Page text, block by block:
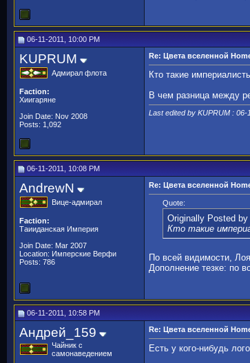
06-11-2011, 10:00 PM
KUPRUM
Адмирал флота
Faction:
Хиигаряне
Join Date: Nov 2008
Posts: 1,092
Re: Цвета вселенной
Кто такие
В чем разница между
Last edited by KUPRUM : 06-
06-11-2011, 10:08 PM
AndrewN
Вице-адмирал
Faction:
Таииданская Империя
Join Date: Mar 2007
Location: Имперские Верфи
Posts: 786
Re: Цвета вселенной
Quote:
Originally Posted by
Кто такие
По всей видимости,
Дополнение тезке: по
06-11-2011, 10:58 PM
Андрей_159
Чайник с
самонаведением
Re: Цвета вселенной
Есть у кого-нибудь